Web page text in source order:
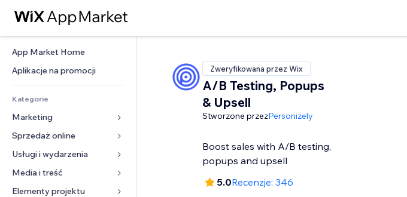
App Market Home
Aplikacje na promocji
Kategorie
Marketing
Reklamy
Smartfon
Analityka
Sprzedaż online
Aplikacje do sklepów
Wysyłka i dostawa
Przyciski sprzedaży
Usługi i wydarzenia
Hotele
Wydarzenia
Media i treść
Galeria
Elementy projektu
Zweryfikowana przez Wix
A/B Testing, Popups
& Upsell
Stworzone przezPersonizely
Boost sales with A/B testing,
popups and upsell
5.0Recenzje: 346